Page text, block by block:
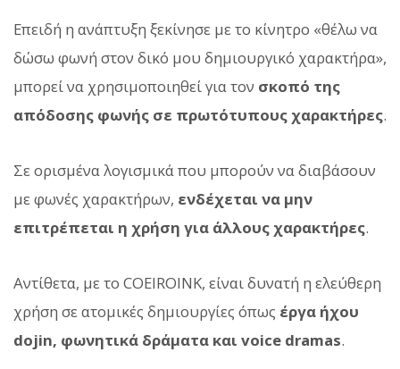
Επειδή η ανάπτυξη ξεκίνησε με το κίνητρο «θέλω να
δώσω φωνή στον δικό μου δημιουργικό χαρακτήρα»,
μπορεί να χρησιμοποιηθεί για τον σκοπό της
απόδοσης φωνής σε πρωτότυπους χαρακτήρες.
Σε ορισμένα λογισμικά που μπορούν να διαβάσουν
με φωνές χαρακτήρων, ενδέχεται να μην
επιτρέπεται η χρήση για άλλους χαρακτήρες.
Αντίθετα, με το COEIROINK, είναι δυνατή η ελεύθερη
χρήση σε ατομικές δημιουργίες όπως έργα ήχου
dojin, φωνητικά δράματα και voice dramas.